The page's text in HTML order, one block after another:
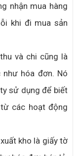
nhận mua hàng
khi đi mua sản
và chi cũng là
hóa đơn. Nó
sử dụng để biết
các hoạt động
kho là giấy tờ